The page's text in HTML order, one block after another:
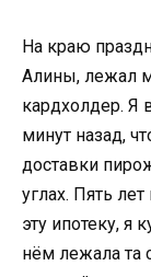
На краю
Алины, лежал
кардхолдер. Я
минут назад,
доставки
углах. Пять
эту ипотеку, я
нём лежала та